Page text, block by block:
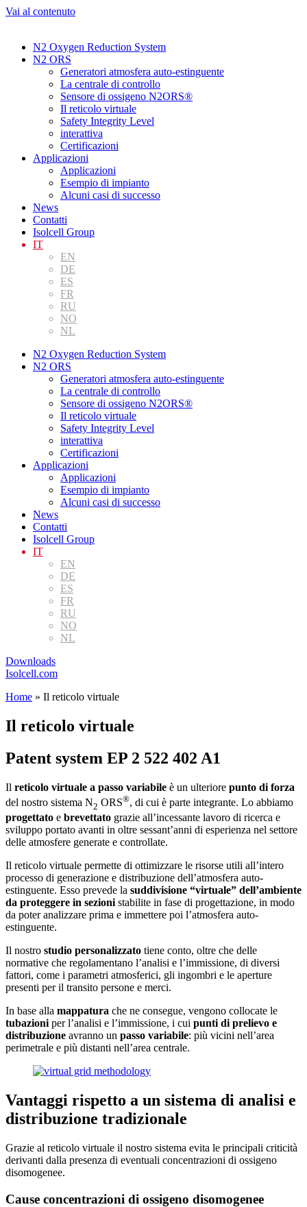
Vai al contenuto
N2 Oxygen Reduction System
N2 ORS
Generatori atmosfera auto-estinguente
La centrale di controllo
Sensore di ossigeno N2ORS®
Il reticolo virtuale
Safety Integrity Level
interattiva
Certificazioni
Applicazioni
Applicazioni
Esempio di impianto
Alcuni casi di successo
News
Contatti
Isolcell Group
IT
EN
DE
ES
FR
RU
NO
NL
N2 Oxygen Reduction System
N2 ORS
Generatori atmosfera auto-estinguente
La centrale di controllo
Sensore di ossigeno N2ORS®
Il reticolo virtuale
Safety Integrity Level
interattiva
Certificazioni
Applicazioni
Applicazioni
Esempio di impianto
Alcuni casi di successo
News
Contatti
Isolcell Group
IT
EN
DE
ES
FR
RU
NO
NL
Downloads
Isolcell.com
Home » Il reticolo virtuale
Il reticolo virtuale
Patent system EP 2 522 402 A1
Il reticolo virtuale a passo variabile è un ulteriore punto di forza
del nostro sistema N2 ORS®, di cui è parte integrante. Lo abbiamo
progettato e brevettato grazie all’incessante lavoro di ricerca e
sviluppo portato avanti in oltre sessant’anni di esperienza nel settore
delle atmosfere generate e controllate.
Il reticolo virtuale permette di ottimizzare le risorse utili all’intero
processo di generazione e distribuzione dell’atmosfera auto-
estinguente. Esso prevede la suddivisione “virtuale” dell’ambiente
da proteggere in sezioni stabilite in fase di progettazione, in modo
da poter analizzare prima e immettere poi l’atmosfera auto-
estinguente.
Il nostro studio personalizzato tiene conto, oltre che delle
normative che regolamentano l’analisi e l’immissione, di diversi
fattori, come i parametri atmosferici, gli ingombri e le aperture
presenti per il transito persone e merci.
In base alla mappatura che ne consegue, vengono collocate le
tubazioni per l’analisi e l’immissione, i cui punti di prelievo e
distribuzione avranno un passo variabile: più vicini nell’area
perimetrale e più distanti nell’area centrale.
Vantaggi rispetto a un sistema di analisi e
distribuzione tradizionale
Grazie al reticolo virtuale il nostro sistema evita le principali criticità
derivanti dalla presenza di eventuali concentrazioni di ossigeno
disomogenee.
Cause concentrazioni di ossigeno disomogenee